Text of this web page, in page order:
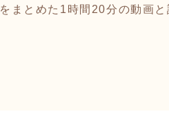
をまとめた1時間20分の動画